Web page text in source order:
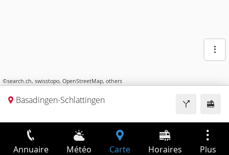
©search.ch, swisstopo, OpenStreetMap, others
Basadingen-Schlattingen
Annuaire Météo Carte Horaires Plus